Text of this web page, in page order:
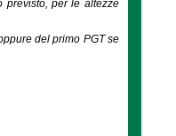
previsto, per le altezze
del primo PGT se